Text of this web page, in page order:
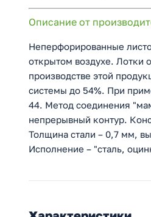
Описание от
Неперфорированные
открытом воздухе. Лотки
производстве этой
системы до 54%. При
44. Метод соединения
непрерывный контур.
Толщина стали – 0,7 мм,
Исполнение – "сталь,